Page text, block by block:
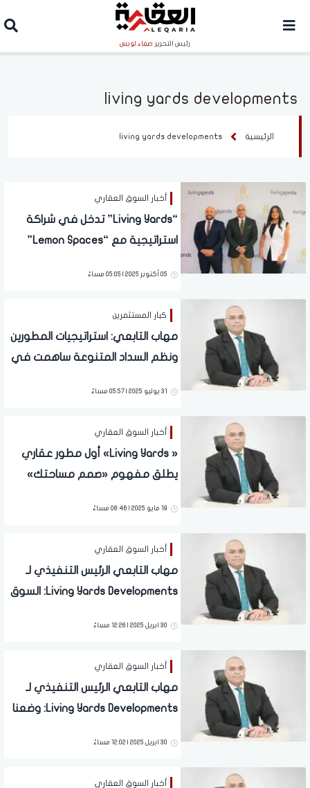
رئيس التحرير صفاء لويس
living yards developments
الرئيسية living yards developments
أخبار السوق العقاري
‏“Living Yards” تدخل في شراكة
استراتيجية مع “Lemon Spaces”
05 أكتوبر 2025 | 05:05 مساءً
كبار المستثمرين
مهاب التابعي: استراتيجيات المطورين
ونظم السداد المتنوعة ساهمت في
وترقب بداية 2025
31 يوليو 2025 | 05:57 مساءً
أخبار السوق العقاري
« Living Yards» أول مطور عقاري
يطلق مفهوم «صمم مساحتك»
19 مايو 2025 | 08:46 مساءً
أخبار السوق العقاري
مهاب التابعي الرئيس التنفيذي لـ
Living Yards Developments: السوق
الفترة الأخيرة
30 ابريل 2025 | 12:26 مساءً
أخبار السوق العقاري
مهاب التابعي الرئيس التنفيذي لـ
Living Yards Developments: وضعنا
العقاري هدفًا أمامنا
30 ابريل 2025 | 12:02 مساءً
أخبار السوق العقاري